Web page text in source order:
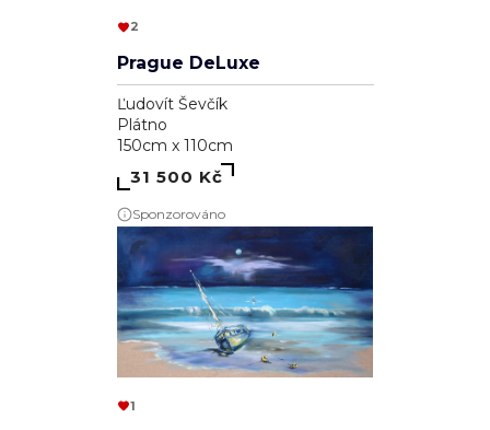
2
Prague DeLuxe
Ľudovít Ševčík
Plátno
150cm x 110cm
31 500 Kč
Sponzorováno
1